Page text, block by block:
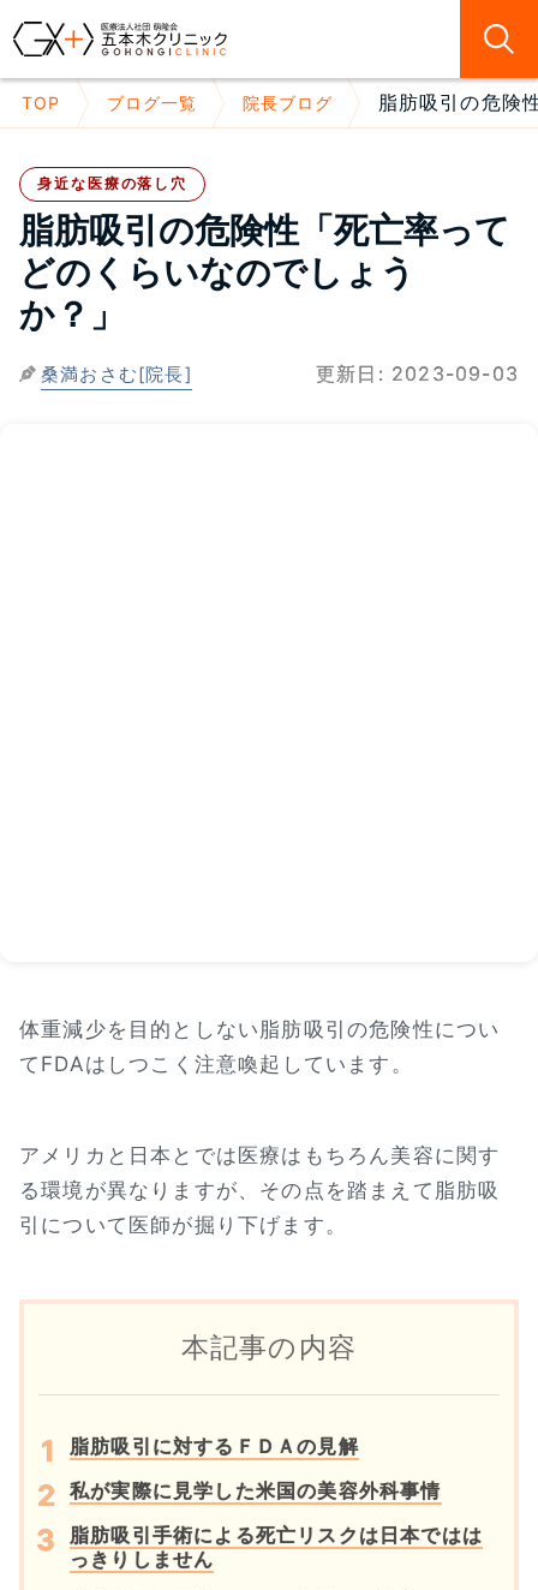
TOP ブログ一覧 院長ブログ 脂肪吸引の危険
身近な医療の落し穴
脂肪吸引の危険性「死亡率って
どのくらいなのでしょう
か？」
桑満おさむ[院長] 更新日: 2023-09-03
体重減少を目的としない脂肪吸引の危険性につい
てFDAはしつこく注意喚起しています。
アメリカと日本とでは医療はもちろん美容に関す
る環境が異なりますが、その点を踏まえて脂肪吸
引について医師が掘り下げます。
本記事の内容
脂肪吸引に対するＦＤＡの見解
私が実際に見学した米国の美容外科事情
脂肪吸引手術による死亡リスクは日本ではは
っきりしません